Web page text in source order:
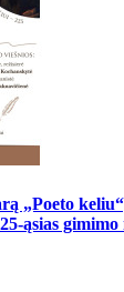
„Poeto
ąsias gimimo